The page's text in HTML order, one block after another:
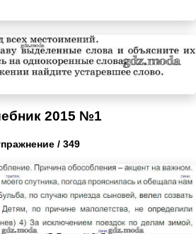
2015 №1
/ 349